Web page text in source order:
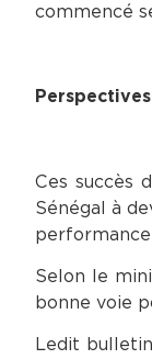
commencé
Ces succès
Sénégal à
Selon le
bonne voie
Ledit